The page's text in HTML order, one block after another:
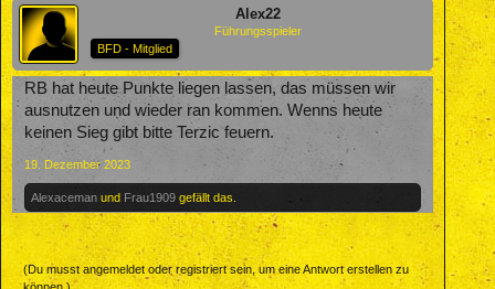
Alex22
Führungsspieler
BFD - Mitglied
RB hat heute Punkte liegen lassen, das müssen wir
ausnutzen und wieder ran kommen. Wenns heute
keinen Sieg gibt bitte Terzic feuern.
19. Dezember 2023
Alexaceman und Frau1909 gefällt das.
(Du musst angemeldet oder registriert sein, um eine Antwort erstellen zu